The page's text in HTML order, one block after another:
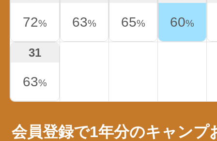
72% 63% 65% 60%
31
63%
会員登録で1年分のキャンプ